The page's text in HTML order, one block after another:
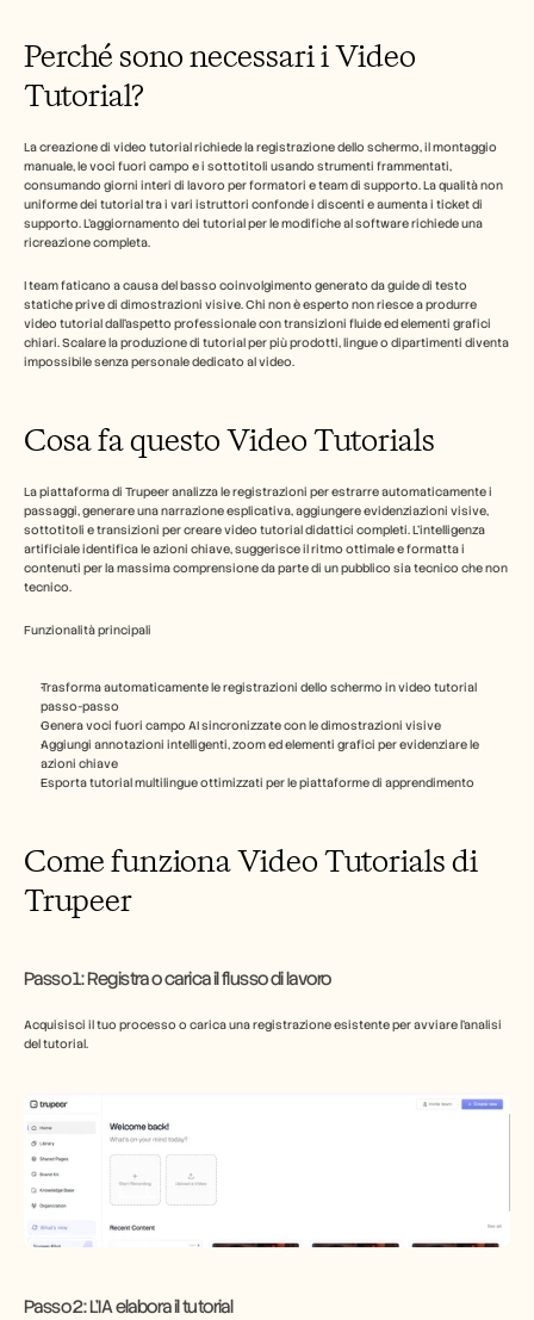
Perché sono necessari i Video
Tutorial?
La creazione di video tutorial richiede la registrazione dello schermo, il montaggio
manuale, le voci fuori campo e i sottotitoli usando strumenti frammentati,
consumando giorni interi di lavoro per formatori e team di supporto. La qualità non
uniforme dei tutorial tra i vari istruttori confonde i discenti e aumenta i ticket di
supporto. L'aggiornamento dei tutorial per le modifiche al software richiede una
ricreazione completa.
I team faticano a causa del basso coinvolgimento generato da guide di testo
statiche prive di dimostrazioni visive. Chi non è esperto non riesce a produrre
video tutorial dall'aspetto professionale con transizioni fluide ed elementi grafici
chiari. Scalare la produzione di tutorial per più prodotti, lingue o dipartimenti diventa
impossibile senza personale dedicato al video.
Cosa fa questo Video Tutorials
La piattaforma di Trupeer analizza le registrazioni per estrarre automaticamente i
passaggi, generare una narrazione esplicativa, aggiungere evidenziazioni visive,
sottotitoli e transizioni per creare video tutorial didattici completi. L'intelligenza
artificiale identifica le azioni chiave, suggerisce il ritmo ottimale e formatta i
contenuti per la massima comprensione da parte di un pubblico sia tecnico che non
tecnico.
Funzionalità principali
Trasforma automaticamente le registrazioni dello schermo in video tutorial
passo-passo
Genera voci fuori campo AI sincronizzate con le dimostrazioni visive
Aggiungi annotazioni intelligenti, zoom ed elementi grafici per evidenziare le
azioni chiave
Esporta tutorial multilingue ottimizzati per le piattaforme di apprendimento
Come funziona Video Tutorials di
Trupeer
Passo 1: Registra o carica il flusso di lavoro
Acquisisci il tuo processo o carica una registrazione esistente per avviare l'analisi
del tutorial.
Passo 2: L'IA elabora il tutorial
Storie dei clienti
Centro assistenza
Prezzi
Successo del cliente
See more
Prenota una demo
Inizia la prova gratuita